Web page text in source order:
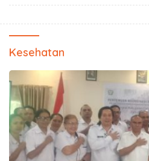
Kesehatan